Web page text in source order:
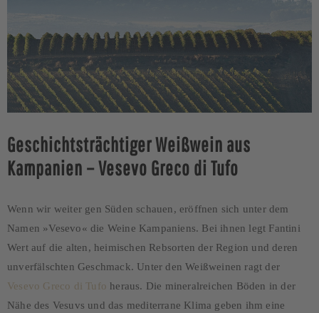
Geschichtsträchtiger Weißwein aus
Kampanien – Vesevo Greco di Tufo
Wenn wir weiter gen Süden schauen, eröffnen sich unter dem
Namen »Vesevo« die Weine Kampaniens. Bei ihnen legt Fantini
Wert auf die alten, heimischen Rebsorten der Region und deren
unverfälschten Geschmack. Unter den Weißweinen ragt der
Vesevo Greco di Tufo heraus. Die mineralreichen Böden in der
Nähe des Vesuvs und das mediterrane Klima geben ihm eine